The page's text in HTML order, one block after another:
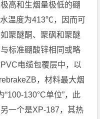
高和生烟量极低的硼
温度为413℃，因而可
聚醚酮、聚砜和聚醚
标准硼酸锌相同或略
电缆包覆层中，以
，材料最大烟
130°C单位”，此
一个是XP-187，其热